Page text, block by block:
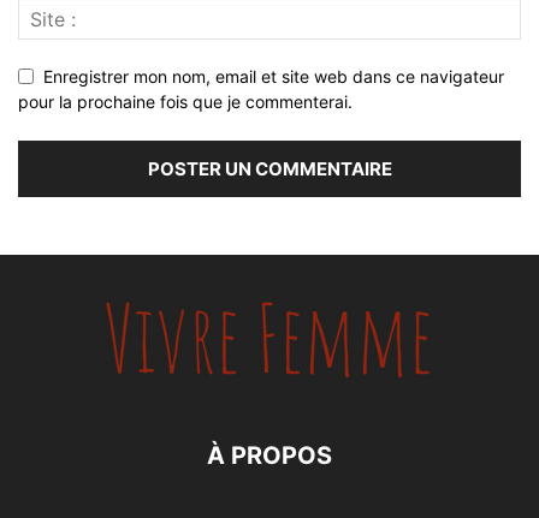
Enregistrer mon nom, email et site web dans ce navigateur
pour la prochaine fois que je commenterai.
À PROPOS